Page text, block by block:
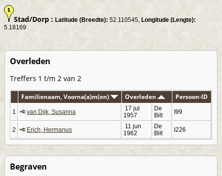
Stad/Dorp : Latitude (Breedte): 52.110545, Longitude (Lengte):
5.18169
Overleden
Treffers 1 t/m 2 van 2
Familienaam, Voorna(a)m(en) Overleden Persoon-ID
1 van Dijk, Susanna
17 jul
1957
De
Bilt
I99
2 Erich, Hermanus
11 jun
1962
De
Bilt
I226
Begraven